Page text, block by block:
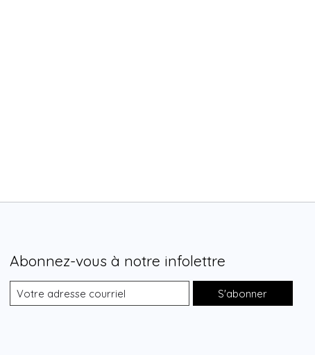
Abonnez-vous à notre infolettre
S'abonner